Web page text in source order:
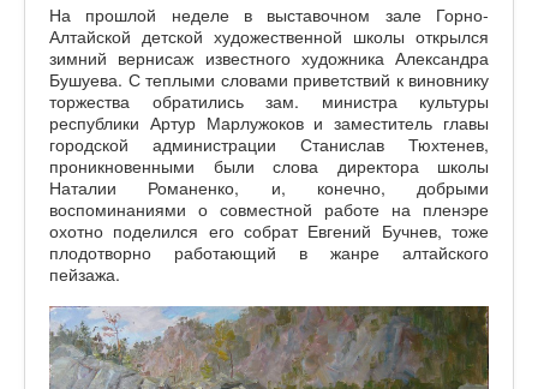
На прошлой неделе в выставочном зале Горно-
Алтайской детской художественной школы открылся
зимний вернисаж известного художника Александра
Бушуева. С теплыми словами приветствий к виновнику
торжества обратились зам. министра культуры
республики Артур Марлужоков и заместитель главы
городской администрации Станислав Тюхтенев,
проникновенными были слова директора школы
Наталии Романенко, и, конечно, добрыми
воспоминаниями о совместной работе на пленэре
охотно поделился его собрат Евгений Бучнев, тоже
плодотворно работающий в жанре алтайского
пейзажа.